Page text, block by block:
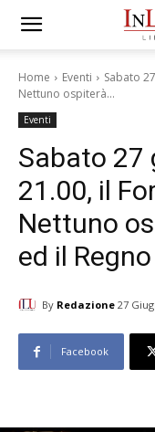
Home Eventi
Sabato
Nettuno ospiterà...
Eventi
Sabato 27
21.00, il
Nettuno
ed il
By Redazione 27
Facebook